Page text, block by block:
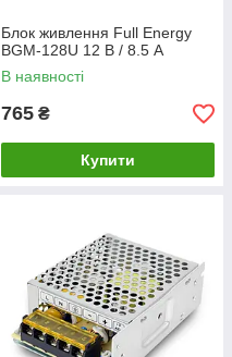
Блок живлення Full Energy
BGM-128U 12 В / 8.5 А
В наявності
765 ₴
Купити